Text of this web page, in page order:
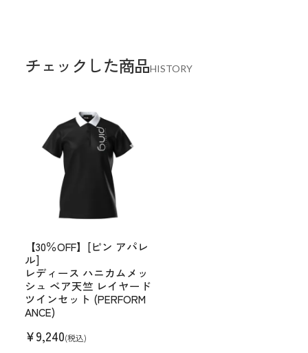
チェックした商品HISTORY
【30％OFF】[ピン アパレ
ル]
レディース ハニカムメッ
シュ ベア天竺 レイヤード
ツインセット (PERFORM
ANCE)
¥9,240(税込)